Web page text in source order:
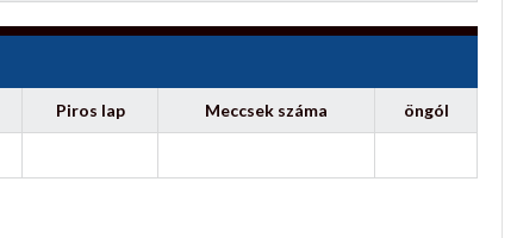
Piros lap Meccsek száma öngól